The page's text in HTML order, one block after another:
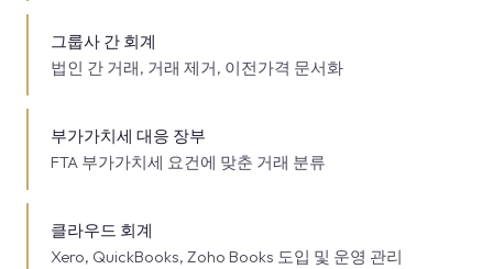
그룹사 간 회계
법인 간 거래, 거래 제거, 이전가격 문서화
부가가치세 대응 장부
FTA 부가가치세 요건에 맞춘 거래 분류
클라우드 회계
Xero, QuickBooks, Zoho Books 도입 및 운영 관리